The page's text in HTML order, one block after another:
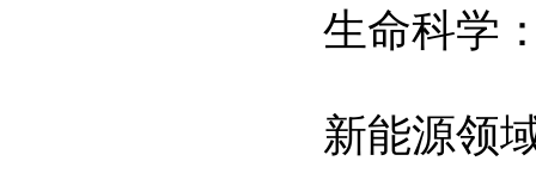
生命科学
新能源领